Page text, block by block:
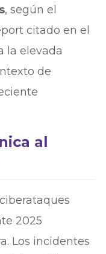
, según el
citado en el
la elevada
de
al
2025
Los incidentes